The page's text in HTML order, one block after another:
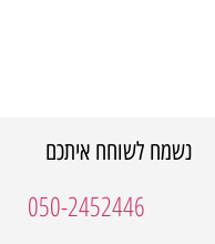
נשמח לשוחח איתכם
050-2452446